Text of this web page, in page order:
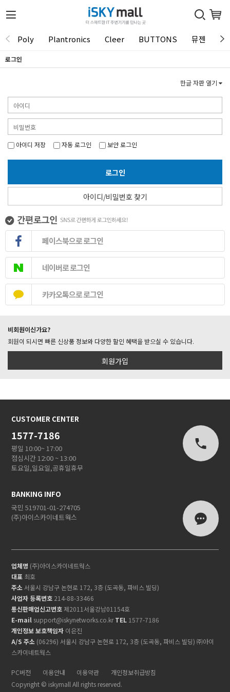
Poly Plantronics Cleer BUTTONS 뮤젠
로그인
한글 자판 열기
아이디 저장 자동 로그인 보안 로그인
로그인
아이디/비밀번호 찾기
페이스북으로 로그인
네이버로 로그인
카카오톡으로 로그인
비회원이신가요?
회원이 되시면 빠른 신상품 정보와 다양한 할인 혜택을 받으실 수 있습니다.
회원가입
CUSTOMER CENTER
1577-7186
평일 10:00~ 17:00
점심시간 12:00 ~ 13:00
토요일,일요일,공휴일휴무
BANKING INFO
국민 519701-01-274705
(주)아이스카이네트웍스
업체명 (주)아이스카이네트웍스
대표 최호
주소서울시 강남구 논현로 172, 3층 (도곡동, 파비스 빌딩)
사업자 등록번호 214-88-33466
통신판매업신고번호 제2011서울강남01154호
E-mail support@iskynetworks.co.krTEL 1577-7186
개인정보 보호책임자 이은진
A/S 주소 (06296) 서울시 강남구 논현로 172, 3층 (도곡동, 파비스 빌딩) ㈜아이
스카이네트웍스
PC버전 이용안내 이용약관
개인정보취급방침
Copyright © iskymall All rights reserved.